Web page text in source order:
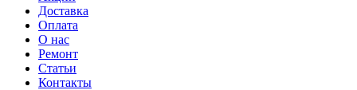
Доставка
Оплата
О нас
Ремонт
Статьи
Контакты